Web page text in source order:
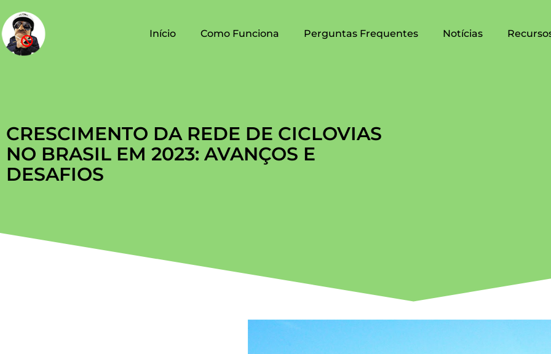
Início Como Funciona Perguntas Frequentes Notícias
CRESCIMENTO DA REDE DE CICLOVIAS
NO BRASIL EM 2023: AVANÇOS E
DESAFIOS